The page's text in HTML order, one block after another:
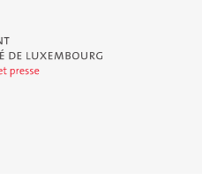
de Luxembourg - Service